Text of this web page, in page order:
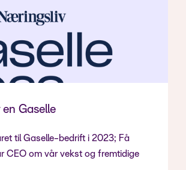
Gaselle
til Gaselle-bedrift i 2023; Få
CEO om vår vekst og fremtidige